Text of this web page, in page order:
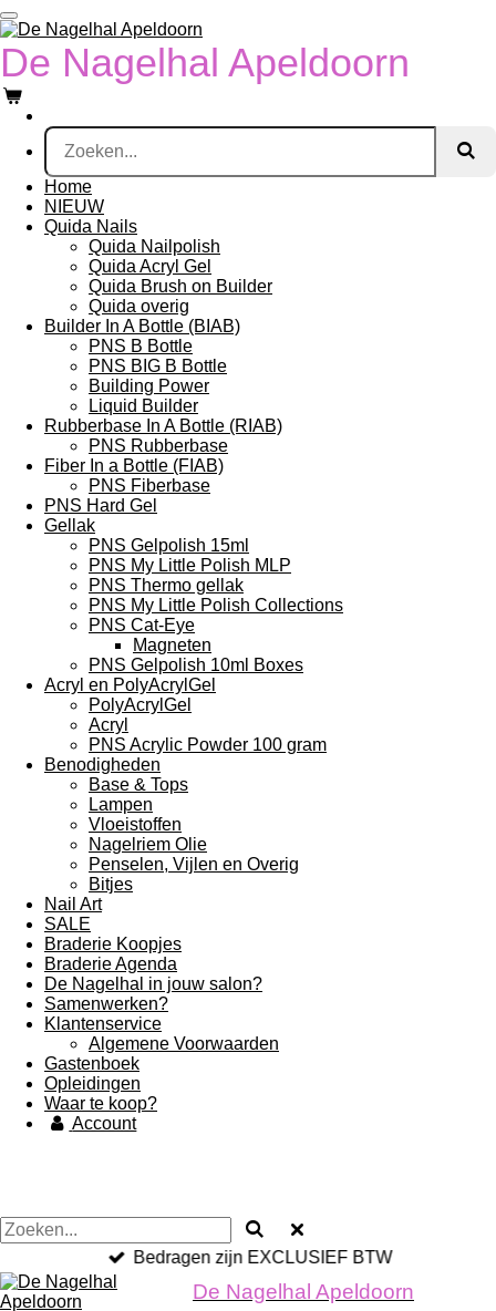
Ga
direct
naar
de
hoofdinhoud
De Nagelhal Apeldoorn
Home
NIEUW
Quida Nails
Quida Nailpolish
Quida Acryl Gel
Quida Brush on Builder
Quida overig
Builder In A Bottle (BIAB)
PNS B Bottle
PNS BIG B Bottle
Building Power
Liquid Builder
Rubberbase In A Bottle (RIAB)
PNS Rubberbase
Fiber In a Bottle (FIAB)
PNS Fiberbase
PNS Hard Gel
Gellak
PNS Gelpolish 15ml
PNS My Little Polish MLP
PNS Thermo gellak
PNS My Little Polish Collections
PNS Cat-Eye
Magneten
PNS Gelpolish 10ml Boxes
Acryl en PolyAcrylGel
PolyAcrylGel
Acryl
PNS Acrylic Powder 100 gram
Benodigheden
Base & Tops
Lampen
Vloeistoffen
Nagelriem Olie
Penselen, Vijlen en Overig
Bitjes
Nail Art
SALE
Braderie Koopjes
Braderie Agenda
De Nagelhal in jouw salon?
Samenwerken?
Klantenservice
Algemene Voorwaarden
Gastenboek
Opleidingen
Waar te koop?
Account
Bedragen zijn EXCLUSIEF BTW
De Nagelhal Apeldoorn